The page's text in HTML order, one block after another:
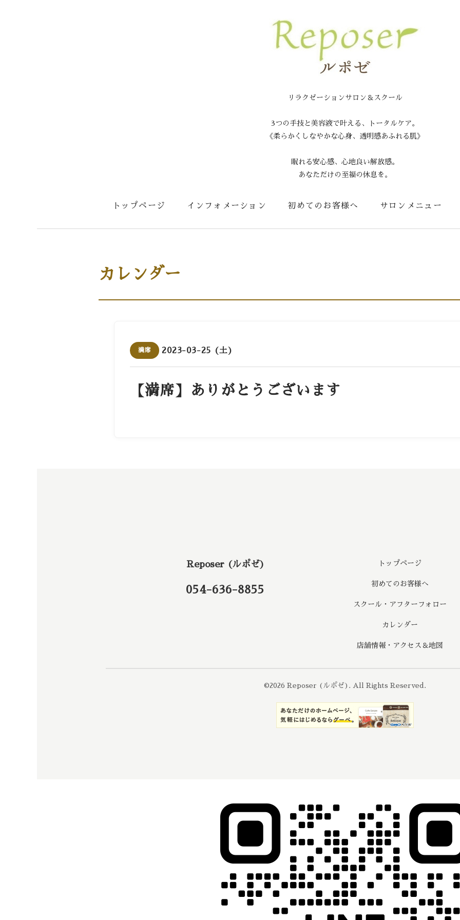
リラクゼーションサロン＆スクール
3つの手技と美容液で叶える、トータルケア。
《柔らかくしなやかな心身、透明感あふれる肌》
眠れる安心感、心地良い解放感。
あなただけの至福の休息を。
トップページ インフォメーション 初めてのお客様へ サロンメニュー
カレンダー
満席 2023-03-25 (土)
【満席】ありがとうございます
Reposer (ルポゼ)
054-636-8855
トップページ
初めてのお客様へ
スクール・アフターフォロー
カレンダー
店舗情報・アクセス＆地図
©2026 Reposer (ルポゼ) . All Rights Reserved.